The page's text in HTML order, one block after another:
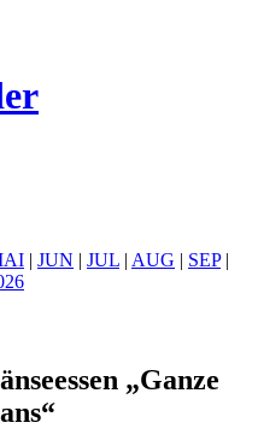
| JUN | JUL | AUG | SEP|
„Ganze